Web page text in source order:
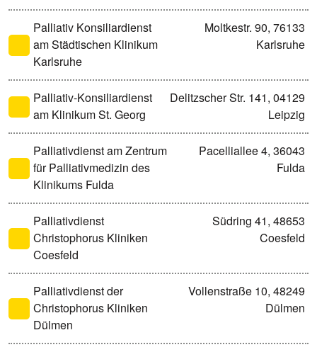
Palliativ Konsiliardienst
am Städtischen Klinikum
Karlsruhe
Moltkestr. 90, 76133
Karlsruhe
Palliativ-Konsiliardienst
am Klinikum St. Georg
Delitzscher Str. 141, 04129
Leipzig
Palliativdienst am Zentrum
für Palliativmedizin des
Klinikums Fulda
Pacelliallee 4, 36043
Fulda
Palliativdienst
Christophorus Kliniken
Coesfeld
Südring 41, 48653
Coesfeld
Palliativdienst der
Christophorus Kliniken
Dülmen
Vollenstraße 10, 48249
Dülmen